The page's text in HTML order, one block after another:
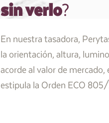
sin verlo?
En nuestra tasadora,
la orientación, altura,
acorde al valor de
estipula la Orden ECO